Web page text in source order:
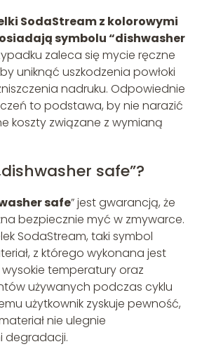
SodaStream z kolorowymi
symbolu “dishwasher
zaleca się mycie ręczne
uniknąć uszkodzenia powłoki
nadruku. Odpowiednie
to podstawa, by nie narazić
koszty związane z wymianą
safe”?
safe” jest gwarancją, że
bezpiecznie myć w zmywarce.
SodaStream, taki symbol
z którego wykonana jest
temperatury oraz
używanych podczas cyklu
użytkownik zyskuje pewność,
nie ulegnie
degradacji.